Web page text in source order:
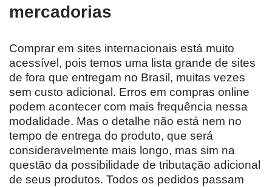
mercadorias
Comprar em sites internacionais está muito
acessível, pois temos uma lista grande de sites
de fora que entregam no Brasil, muitas vezes
sem custo adicional. Erros em compras online
podem acontecer com mais frequência nessa
modalidade. Mas o detalhe não está nem no
tempo de entrega do produto, que será
consideravelmente mais longo, mas sim na
questão da possibilidade de tributação adicional
de seus produtos. Todos os pedidos passam